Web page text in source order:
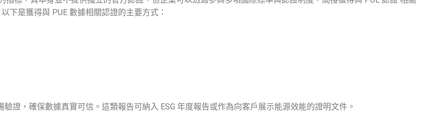
下是獲得與 PUE 數據相關認證的主要方式：
驗證，確保數據真實可信。這類報告可納入 ESG 年度報告或作為向客戶展示能源效能的證明文件。